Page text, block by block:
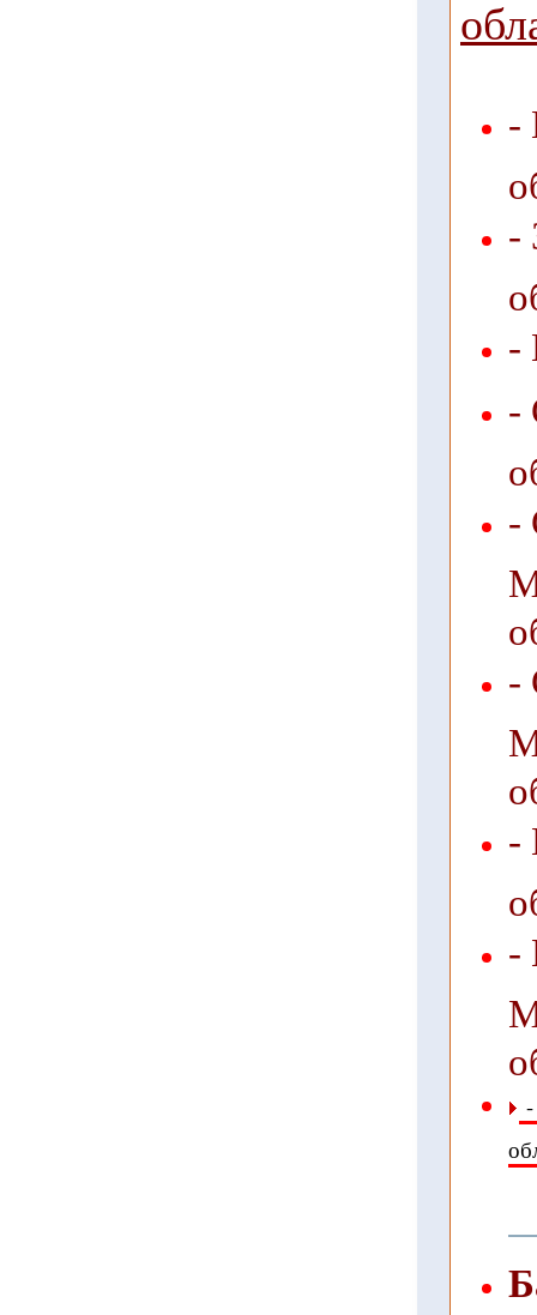
-
-
-
-
-
-
-
-